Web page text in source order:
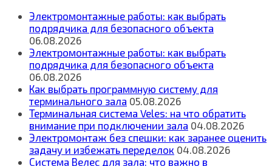
Электромонтажные работы: как выбрать
подрядчика для безопасного объекта
06.08.2026
Электромонтажные работы: как выбрать
подрядчика для безопасного объекта
06.08.2026
Как выбрать программную систему для
терминального зала 05.08.2026
Терминальная система Veles: на что обратить
внимание при подключении зала 04.08.2026
Электромонтаж без спешки: как заранее оценить
задачу и избежать переделок 04.08.2026
Система Велес для зала: что важно в